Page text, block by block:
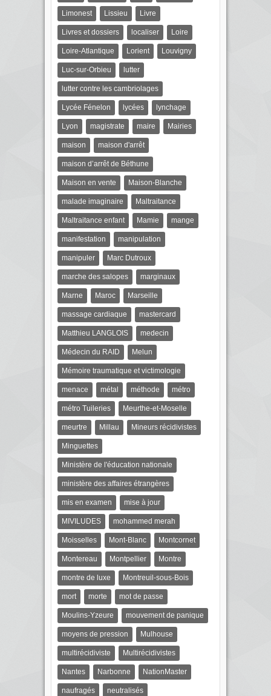
Limonest Lissieu Livre
Livres et dossiers localiser Loire
Loire-Atlantique Lorient Louvigny
Luc-sur-Orbieu lutter
lutter contre les cambriolages
Lycée Fénelon lycées lynchage
Lyon magistrate maire Mairies
maison maison d'arrêt
maison d’arrêt de Béthune
Maison en vente Maison-Blanche
malade imaginaire Maltraitance
Maltraitance enfant Mamie mange
manifestation manipulation
manipuler Marc Dutroux
marche des salopes marginaux
Marne Maroc Marseille
massage cardiaque mastercard
Matthieu LANGLOIS medecin
Médecin du RAID Melun
Mémoire traumatique et victimologie
menace métal méthode métro
métro Tuileries Meurthe-et-Moselle
meurtre Millau Mineurs récidivistes
Minguettes
Ministère de l'éducation nationale
ministère des affaires étrangères
mis en examen mise à jour
MIVILUDES mohammed merah
Moisselles Mont-Blanc Montcornet
Montereau Montpellier Montre
montre de luxe Montreuil-sous-Bois
mort morte mot de passe
Moulins-Yzeure mouvement de panique
moyens de pression Mulhouse
multirécidiviste Multirécidivistes
Nantes Narbonne NationMaster
naufragés neutralisés